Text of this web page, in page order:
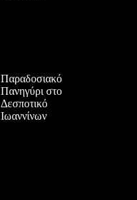
Παραδοσιακό
Πανηγύρι στο
Δεσποτικό
Ιωαννίνων